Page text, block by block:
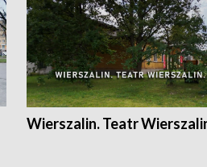
Wierszalin. Teatr